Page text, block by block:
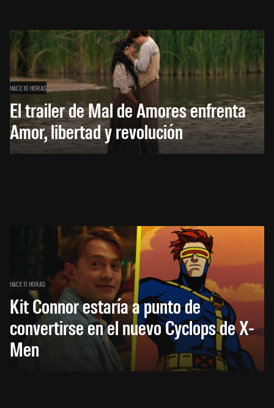
HACE 10 HORAS
El trailer de Mal de Amores enfrenta
Amor, libertad y revolución
HACE 11 HORAS
Kit Connor estaría a punto de
convertirse en el nuevo Cyclops de X-
Men